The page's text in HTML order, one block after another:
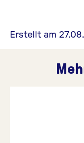
Erstellt am